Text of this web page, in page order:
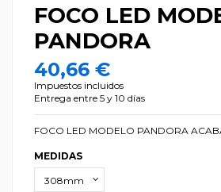
FOCO LED
PANDORA
40,66 €
Impuestos incluidos
Entrega entre 5 y 10 días
FOCO LED MODELO PANDORA
MEDIDAS